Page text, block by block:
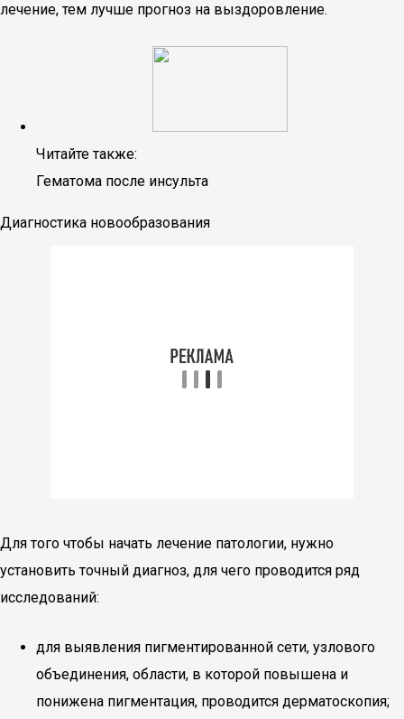
лечение, тем лучше прогноз на выздоровление.
Читайте также:
Гематома после инсульта
Диагностика новообразования
Для того чтобы начать лечение патологии, нужно
установить точный диагноз, для чего проводится ряд
исследований:
для выявления пигментированной сети, узлового
объединения, области, в которой повышена и
понижена пигментация, проводится дерматоскопия;